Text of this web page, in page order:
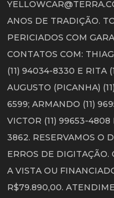
ANOS DE TRADIÇÃO.
PERICIADOS COM
CONTATOS COM:
(11) 94034-8330 E RITA
AUGUSTO (PICANHA)
6599; ARMANDO (11)
VICTOR (11) 99653-4808
3862. RESERVAMOS O
ERROS DE DIGITAÇÃO.
A VISTA OU
R$79.890,00.